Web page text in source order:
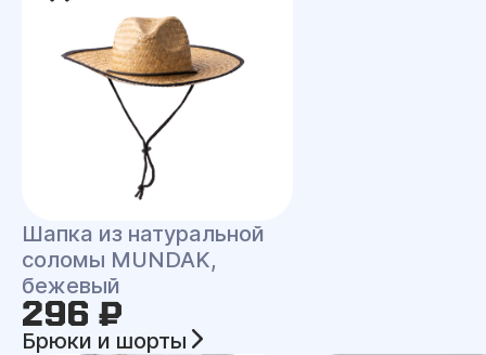
Шапка из натуральной
соломы MUNDAK,
бежевый
296 ₽
Брюки и шорты